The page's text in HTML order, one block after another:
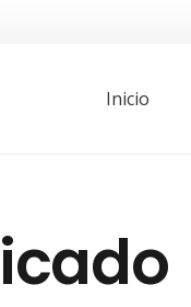
Inicio